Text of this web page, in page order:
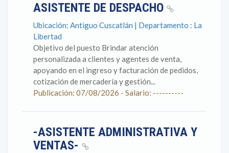
ASISTENTE DE DESPACHO
Ubicación: Antiguo Cuscatlán | Departamento : La
Libertad
Objetivo del puesto Brindar atención
personalizada a clientes y agentes de venta,
apoyando en el ingreso y facturación de pedidos,
cotización de mercadería y gestión...
Publicación: 07/08/2026 - Salario: ----------
-ASISTENTE ADMINISTRATIVA Y
VENTAS-